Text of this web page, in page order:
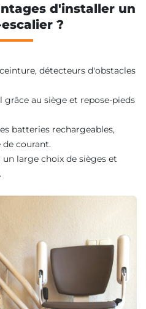
d'installer un
?
détecteurs d'obstacles
au siège et repose-pieds
batteries rechargeables,
de courant.
large choix de sièges et